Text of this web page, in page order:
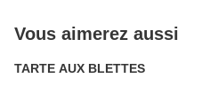
Vous aimerez aussi
TARTE AUX BLETTES